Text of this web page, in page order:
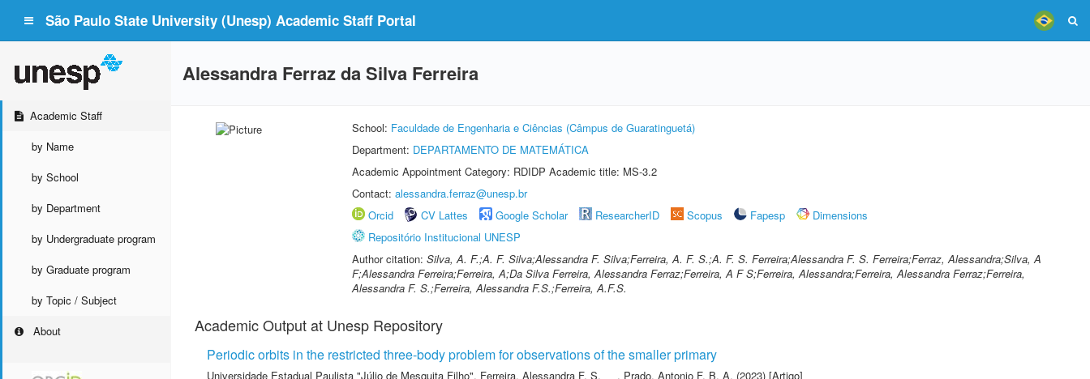
São Paulo State University (Unesp) Academic Staff Portal
Academic Staff
by Name
by School
by Department
by Undergraduate program
by Graduate program
by Topic / Subject
About
Alessandra Ferraz da Silva Ferreira
School: Faculdade de Engenharia e Ciências (Câmpus de Guaratinguetá)
Department: DEPARTAMENTO DE MATEMÁTICA
Academic Appointment Category: RDIDP Academic title: MS-3.2
Contact: alessandra.ferraz@unesp.br
Orcid
CV Lattes Google Scholar ResearcherID Scopus Fapesp
Dimensions
Repositório Institucional UNESP
Author citation: Silva, A. F.;A. F. Silva;Alessandra F. Silva;Ferreira, A. F. S.;A. F. S. Ferreira;Alessandra F. S. Ferreira;Ferraz, Alessandra;Silva, A
F;Alessandra Ferreira;Ferreira, A;Da Silva Ferreira, Alessandra Ferraz;Ferreira, A F S;Ferreira, Alessandra;Ferreira, Alessandra Ferraz;Ferreira,
Alessandra F. S.;Ferreira, Alessandra F.S.;Ferreira, A.F.S.
Academic Output at Unesp Repository
Periodic orbits in the restricted three-body problem for observations of the smaller primary
Universidade Estadual Paulista "Júlio de Mesquita Filho", Ferreira, Alessandra F. S. , Prado, Antonio F. B. A. (2023) [Artigo]